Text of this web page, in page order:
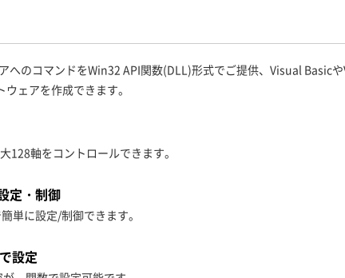
のコマンドをWin32 API関数(DLL)形式でご提供、Visual Basic
ェアを作成できます。
128軸をコントロールできます。
定・制御
単に設定/制御できます。
設定